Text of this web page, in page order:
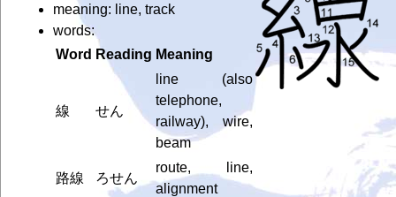
meaning: line, track
words:
Word Reading Meaning
線 せん
line (also
telephone,
railway), wire,
beam
路線 ろせん
route, line,
alignment